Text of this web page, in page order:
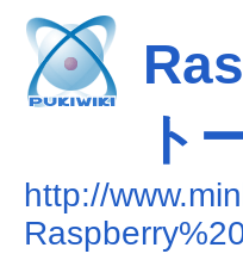
ト
http://